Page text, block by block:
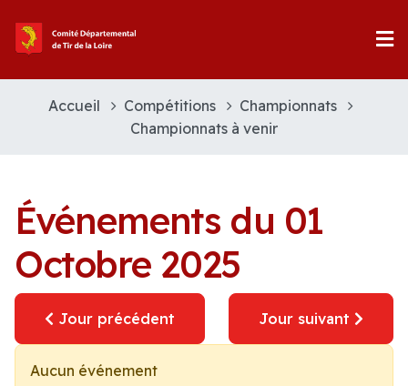
Accueil Compétitions
Championnats
Championnats à venir
Événements du 01
Octobre 2025
Jour précédent Jour suivant
Aucun événement